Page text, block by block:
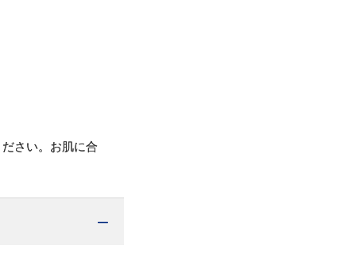
さい。お肌に合